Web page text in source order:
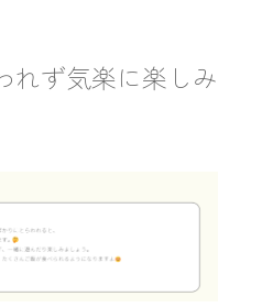
れず気楽に楽しみ